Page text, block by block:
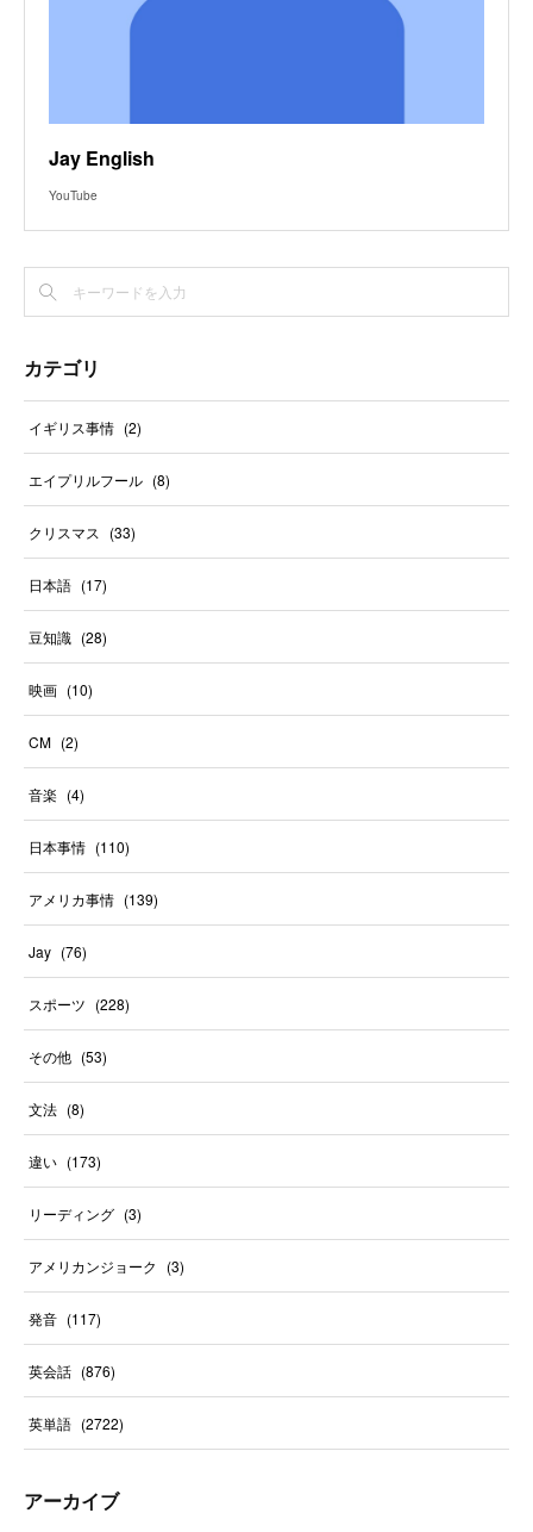
Jay English
YouTube
カテゴリ
イギリス事情 (2)
エイプリルフール (8)
クリスマス (33)
日本語 (17)
豆知識 (28)
映画 (10)
CM (2)
音楽 (4)
日本事情 (110)
アメリカ事情 (139)
Jay (76)
スポーツ (228)
その他 (53)
文法 (8)
違い (173)
リーディング (3)
アメリカンジョーク (3)
発音 (117)
英会話 (876)
英単語 (2722)
アーカイブ